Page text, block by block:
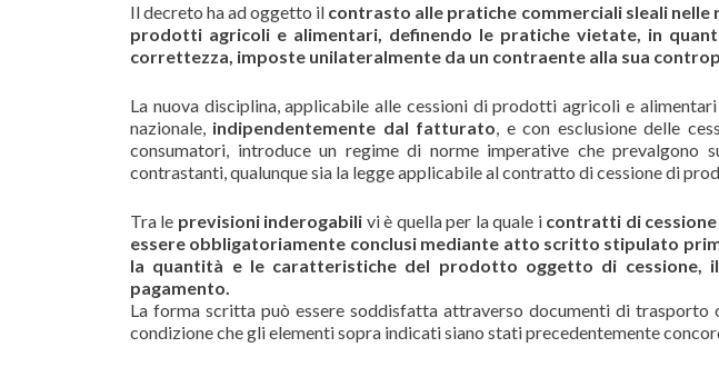
Il decreto ha ad oggetto il contrasto alle pratiche commerciali sleali
prodotti agricoli e alimentari, definendo le pratiche vietate, in
correttezza, imposte unilateralmente da un contraente alla sua
La nuova disciplina, applicabile alle cessioni di prodotti agricoli e
nazionale, indipendentemente dal fatturato, e con esclusione delle
consumatori, introduce un regime di norme imperative che prevalgono
contrastanti, qualunque sia la legge applicabile al contratto di cessione di
Tra le previsioni inderogabili vi è quella per la quale i contratti di
essere obbligatoriamente conclusi mediante atto scritto stipulato
la quantità e le caratteristiche del prodotto oggetto di cessione,
pagamento.
La forma scritta può essere soddisfatta attraverso documenti di trasporto
condizione che gli elementi sopra indicati siano stati precedentemente